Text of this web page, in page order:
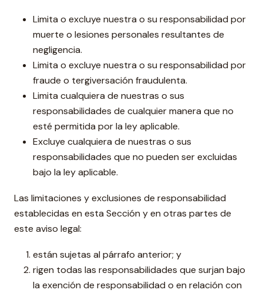
Limita o excluye nuestra o su responsabilidad por
muerte o lesiones personales resultantes de
negligencia.
Limita o excluye nuestra o su responsabilidad por
fraude o tergiversación fraudulenta.
Limita cualquiera de nuestras o sus
responsabilidades de cualquier manera que no
esté permitida por la ley aplicable.
Excluye cualquiera de nuestras o sus
responsabilidades que no pueden ser excluidas
bajo la ley aplicable.
Las limitaciones y exclusiones de responsabilidad
establecidas en esta Sección y en otras partes de
este aviso legal:
están sujetas al párrafo anterior; y
rigen todas las responsabilidades que surjan bajo
la exención de responsabilidad o en relación con